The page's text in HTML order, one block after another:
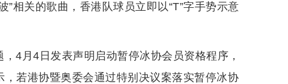
相关的歌曲，香港队球员立即以“T”字手势示意
4月4日发表声明启动暂停冰协会员资格程序，
若港协暨奥委会通过特别决议案落实暂停冰协